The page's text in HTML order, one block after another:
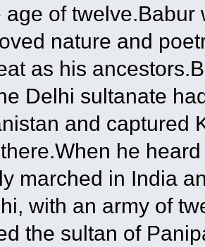
age of
nature and
as his
Delhi sultanate
and captured
he
marched in India
with an army of
the sultan of